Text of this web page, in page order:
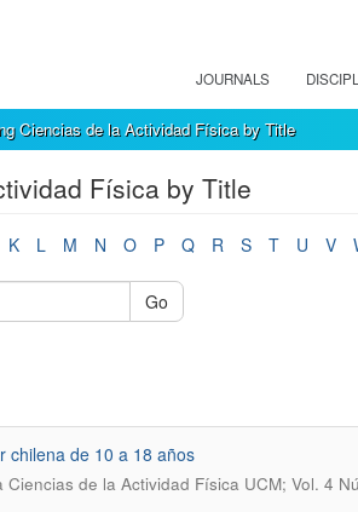
JOURNALS
Ciencias de la Actividad Física by Title
Física by Title
K L M N O P Q R S T U V
Go
chilena de 10 a 18 años
Ciencias de la Actividad Física UCM; Vol. 4